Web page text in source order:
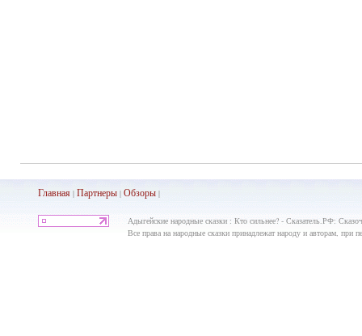
Главная| Партнеры| Обзоры|
Адыгейские народные сказки : Кто сильнее? - Сказатель.РФ:
Все права на народные сказки принадлежат народу и авторам, при